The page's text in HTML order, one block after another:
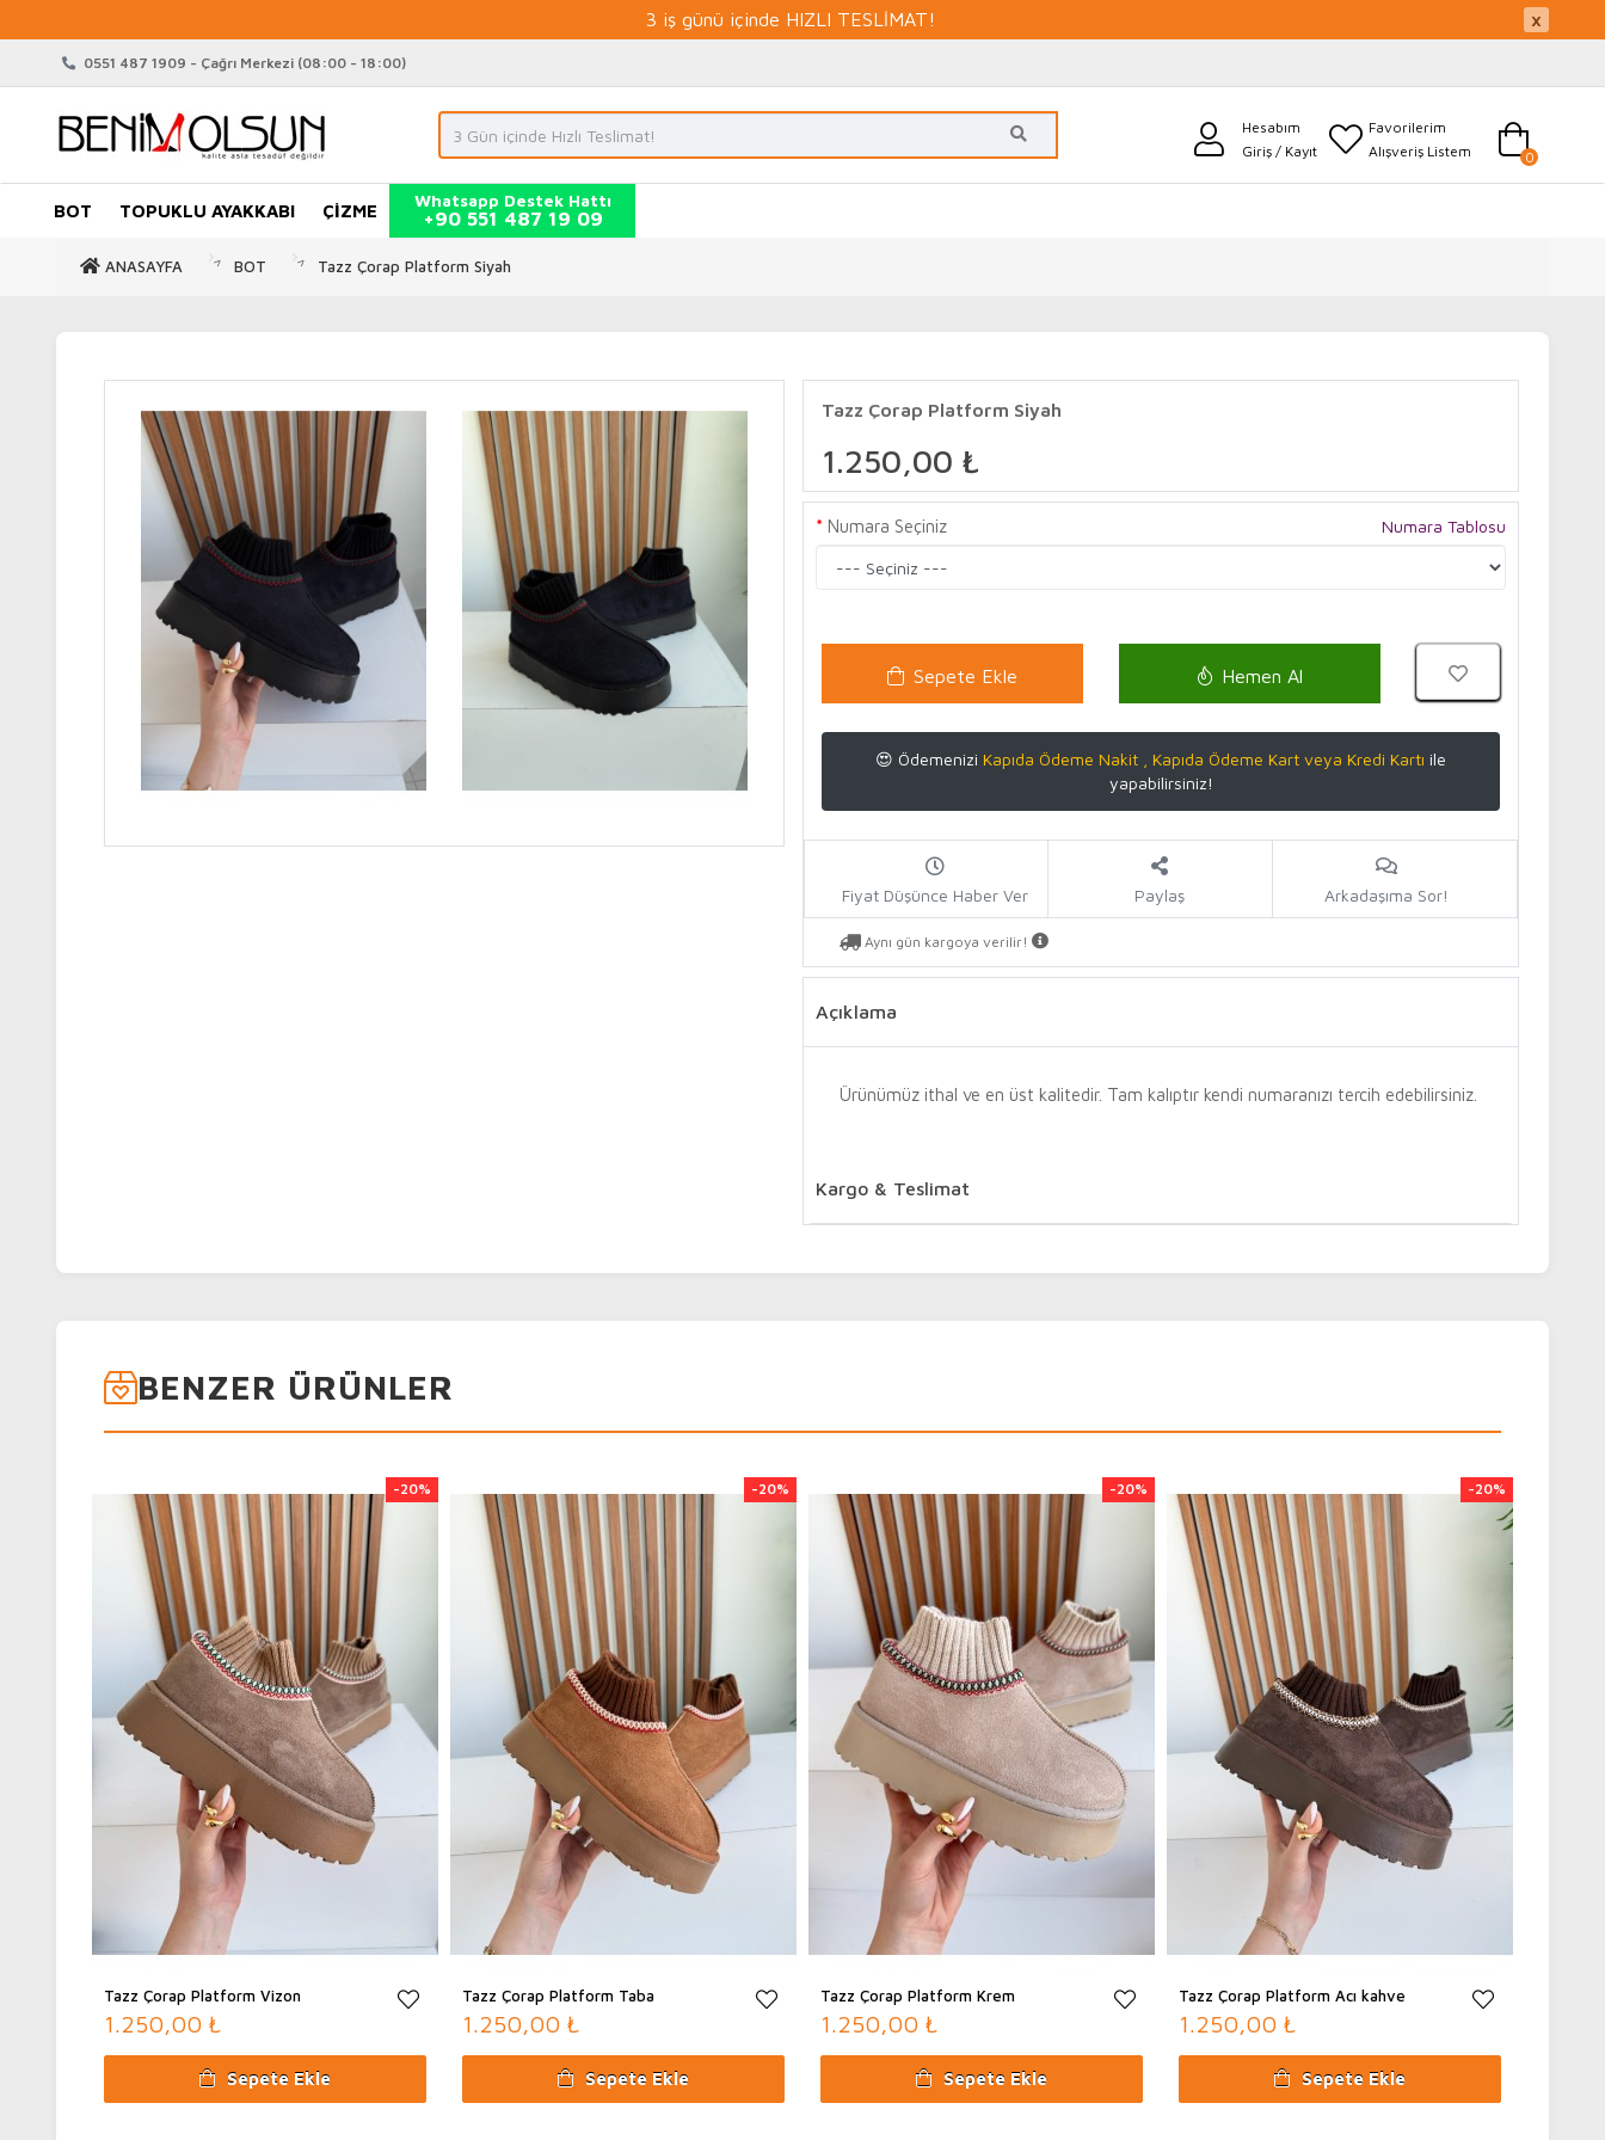
3 iş günü içinde HIZLI TESLİMAT! ×
0551 487 1909 - Çağrı Merkezi (08:00 - 18:00)
Hesabım
Giriş / Kayıt
Favorilerim
Alışveriş Listem
0
BOT TOPUKLU AYAKKABI ÇİZME
Whatsapp Destek Hattı
+90 551 487 19 09
ANASAYFA BOT Tazz Çorap Platform Siyah
Tazz Çorap Platform Siyah
1.250,00 ₺
Numara Seçiniz Numara Tablosu
Sepete Ekle Hemen Al
😍 Ödemenizi Kapıda Ödeme Nakit , Kapıda Ödeme Kart veya Kredi Kartı ile
yapabilirsiniz!
Fiyat Düşünce Haber Ver Paylaş Arkadaşıma Sor!
Aynı gün kargoya verilir!
Açıklama
Ürünümüz ithal ve en üst kalitedir. Tam kalıptır kendi numaranızı tercih edebilirsiniz.
Kargo & Teslimat
Benimolsun.com sitemiz üzerinden kredi kartı ile ya da kapıda ödeme imkânı ile
saat içerisinde kayıtlı telefon numaranıza iletilmektedir. SMS ile ilegilen kargo takip
https://social.araskargo.com.tr/ adresinden kargonuzun durumunu takip
edebilirsiniz.
Kargoya teslim edilen siparişlerinizin Aras Kargo aracılığı ile tahmini olarak 1-4 iş
günü içerisinde teslimatı yapılmaktadır. Aras Kargo teslimat günleri il ve ilçeye göre
değişiklik göstermektedir.
Kargo Teslimat Günleri:
Hafta İçi: 09:00 – 18:30
Cumartesi: 09:00 –14:30
Pazar (Teslimat yapılmamaktadır)
BENZER ÜRÜNLER
-20%
Tazz Çorap Platform Vizon
1.250,00 ₺
Sepete Ekle
-20%
Tazz Çorap Platform Taba
1.250,00 ₺
Sepete Ekle
-20%
Tazz Çorap Platform Krem
1.250,00 ₺
Sepete Ekle
-20%
Tazz Çorap Platform Acı kahve
1.250,00 ₺
Sepete Ekle